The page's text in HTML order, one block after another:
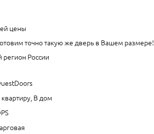
цены
точно такую же дверь в Вашем размере!
России
квартиру, В дом